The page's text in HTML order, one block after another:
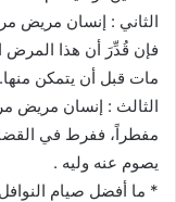
الثاني : إنسان مريض
فإن قُدِّرَ أن هذا المرض
مات قبل أن يتمكن منها.
الثالث : إنسان مريض
مفطراً، ففرط في
يصوم عنه وليه .
* ما أفضل صيام